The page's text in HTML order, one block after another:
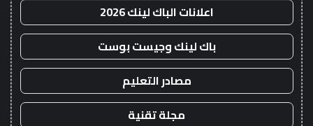
اعلانات الباك لينك 2026
باك لينك وجيست بوست
مصادر التعليم
مجلة تقنية